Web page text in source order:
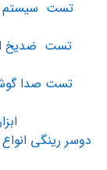
تست سیستم
تست ضدیخ
تست صدا
دوسر رینگی